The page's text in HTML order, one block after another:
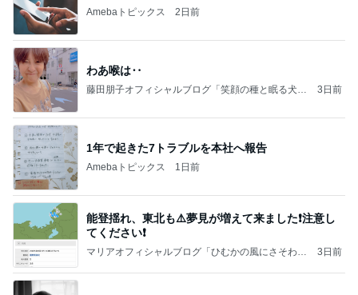
Amebaトピックス 2日前
わあ喉は‥
藤田朋子オフィシャルブログ「笑顔の種と眠る犬」
3日前
1年で起きた7トラブルを本社へ報告
Amebaトピックス 1日前
能登揺れ、東北も⚠️夢見が増えて来ました❗️注意し
てください❗️
マリアオフィシャルブログ「ひむかの風にさそわれ
3日前